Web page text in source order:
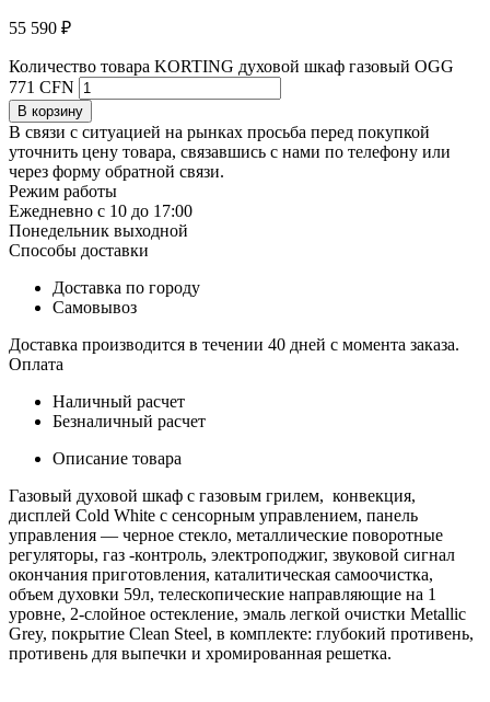
55 590 ₽
Количество товара KORTING духовой шкаф газовый OGG
771 CFN
В корзину
В связи с ситуацией на рынках просьба перед покупкой
уточнить цену товара, связавшись с нами по телефону или
через форму обратной связи.
Режим работы
Ежедневно с 10 до 17:00
Понедельник выходной
Способы доставки
Доставка по городу
Самовывоз
Доставка производится в течении 40 дней с момента заказа.
Оплата
Наличный расчет
Безналичный расчет
Описание товара
Газовый духовой шкаф с газовым грилем, конвекция,
дисплей Cold White с сенсорным управлением, панель
управления — черное стекло, металлические поворотные
регуляторы, газ -контроль, электроподжиг, звуковой сигнал
окончания приготовления, каталитическая самоочистка,
объем духовки 59л, телескопические направляющие на 1
уровне, 2-слойное остекление, эмаль легкой очистки Metallic
Grey, покрытие Clean Steel, в комплекте: глубокий противень,
противень для выпечки и хромированная решетка.